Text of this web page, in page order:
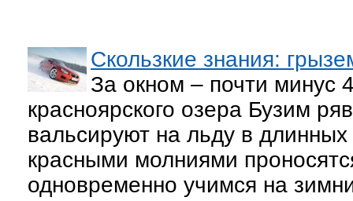
Скользкие знания:
За окном – почти минус
красноярского озера Бузим
вальсируют на льду в
красными молниями
одновременно учимся на